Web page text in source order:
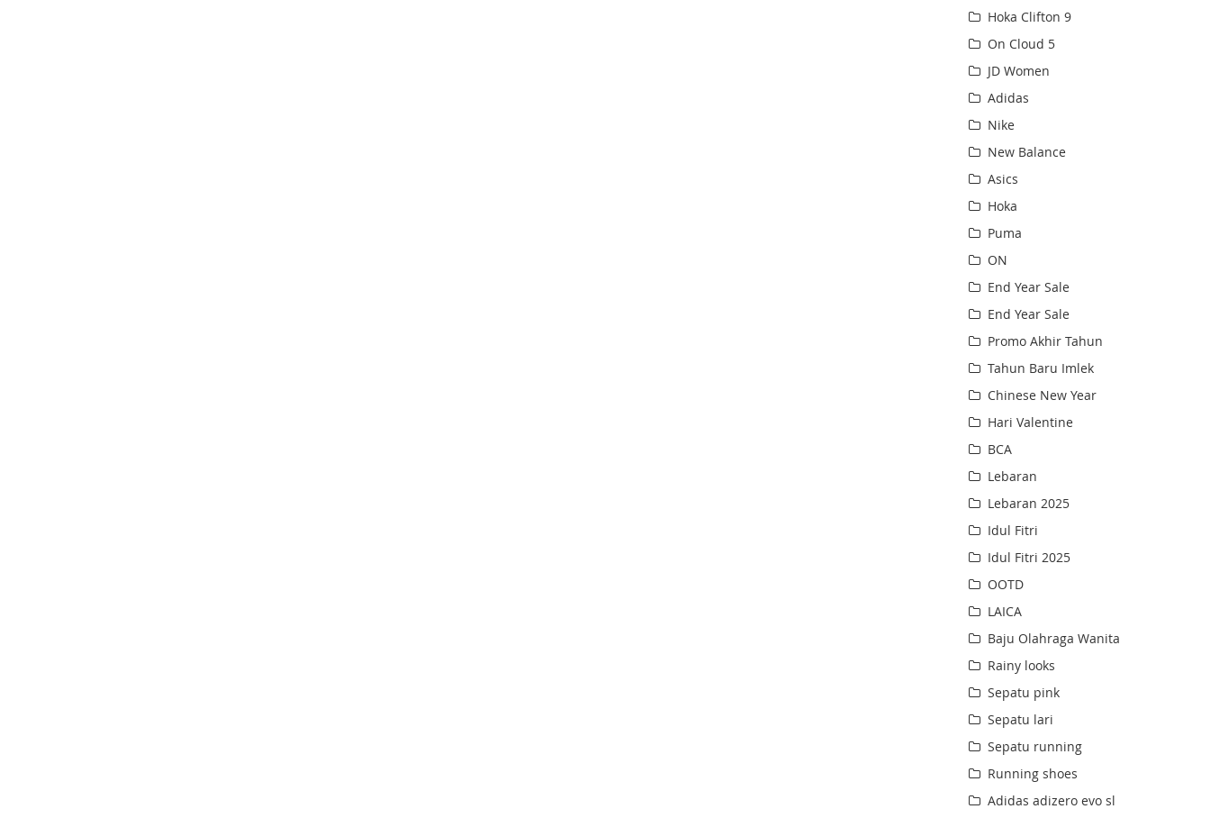
Hoka Clifton 9
On Cloud 5
JD Women
Adidas
Nike
New Balance
Asics
Hoka
Puma
ON
End Year Sale
End Year Sale
Promo Akhir Tahun
Tahun Baru Imlek
Chinese New Year
Hari Valentine
BCA
Lebaran
Lebaran 2025
Idul Fitri
Idul Fitri 2025
OOTD
LAICA
Baju Olahraga Wanita
Rainy looks
Sepatu pink
Sepatu lari
Sepatu running
Running shoes
Adidas adizero evo sl